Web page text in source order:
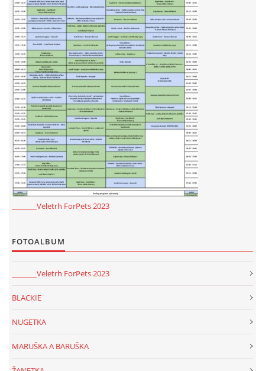
_______Veletrh ForPets 2023
FOTOALBUM
_______Veletrh ForPets 2023
BLACKIE
NUGETKA
MARUŠKA A BARUŠKA